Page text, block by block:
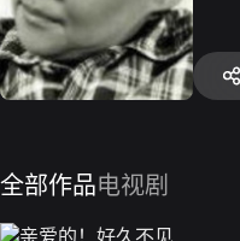
全部作品电视剧